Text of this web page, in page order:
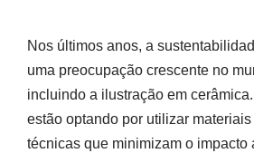
Nos últimos anos, a
uma preocupação crescente no
incluindo a ilustração em
estão optando por utilizar
técnicas que minimizam o impacto